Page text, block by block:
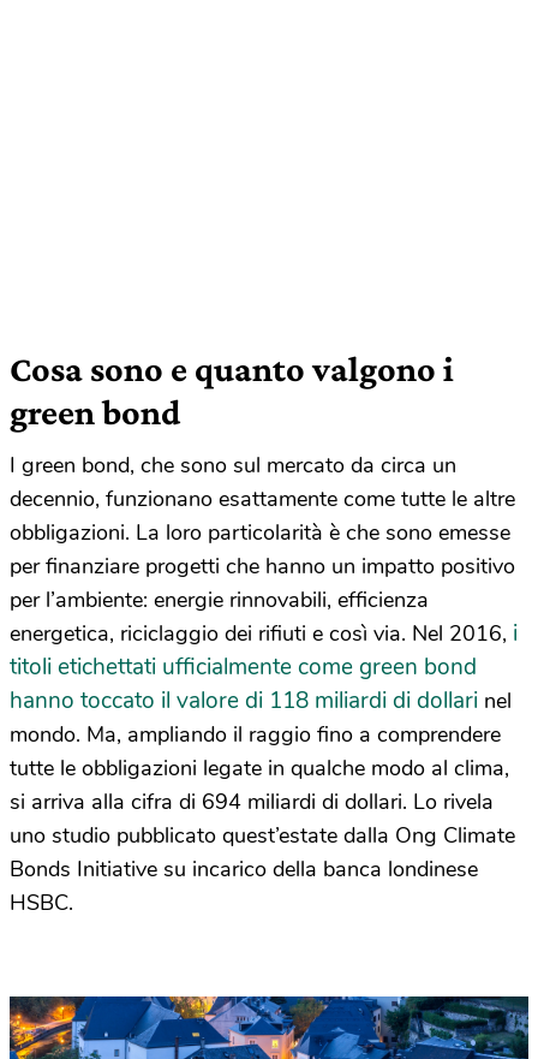
Cosa sono e quanto valgono i
green bond
I green bond, che sono sul mercato da circa un
decennio, funzionano esattamente come tutte le altre
obbligazioni. La loro particolarità è che sono emesse
per finanziare progetti che hanno un impatto positivo
per l’ambiente: energie rinnovabili, efficienza
energetica, riciclaggio dei rifiuti e così via. Nel 2016, i
titoli etichettati ufficialmente come green bond
hanno toccato il valore di 118 miliardi di dollari nel
mondo. Ma, ampliando il raggio fino a comprendere
tutte le obbligazioni legate in qualche modo al clima,
si arriva alla cifra di 694 miliardi di dollari. Lo rivela
uno studio pubblicato quest’estate dalla Ong Climate
Bonds Initiative su incarico della banca londinese
HSBC.